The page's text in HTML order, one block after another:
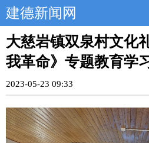
建德新闻网
大慈岩镇双泉村文化
我革命》专题教育学
2023-05-23 09:33